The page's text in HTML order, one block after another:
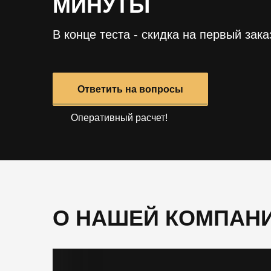
В конце теста - скидка на первый
Ответить на вопросы
Оперативный расчет!
О НАШЕЙ